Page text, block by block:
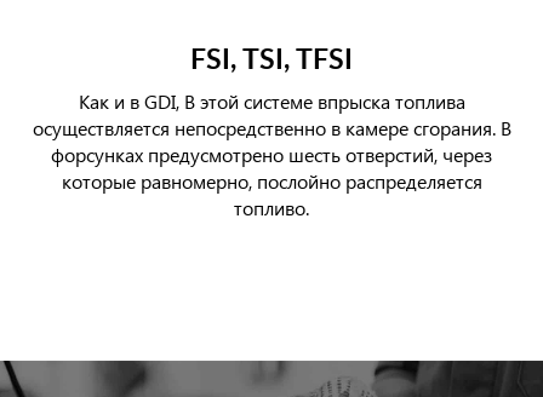
FSI, TSI, TFSI
Как и в GDI, В этой системе впрыска топлива
осуществляется непосредственно в камере сгорания. В
форсунках предусмотрено шесть отверстий, через
которые равномерно, послойно распределяется
топливо.